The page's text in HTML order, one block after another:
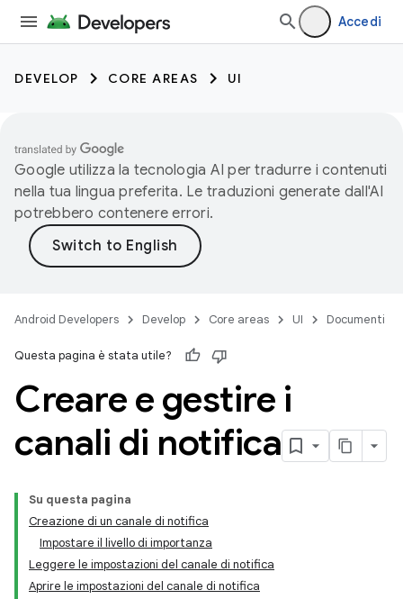
Accedi
DEVELOP CORE AREAS UI
Google utilizza la tecnologia AI per tradurre i contenuti
nella tua lingua preferita. Le traduzioni generate dall'AI
potrebbero contenere errori.
Android Developers Develop Core areas UI Documenti
Questa pagina è stata utile?
Creare e gestire i
canali di notifica
Su questa pagina
Creazione di un canale di notifica
Impostare il livello di importanza
Leggere le impostazioni del canale di notifica
Aprire le impostazioni del canale di notifica